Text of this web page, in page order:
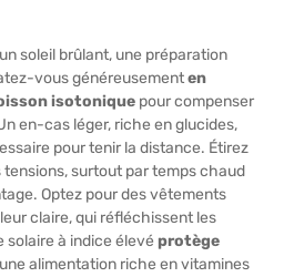
soleil brûlant, une préparation
vous généreusementen
isotonique pour compenser
en-cas léger, riche en glucides,
pour tenir la distance. Étirez
surtout par temps chaud
Optez pour des vêtements
claire, qui réfléchissent les
solaire à indice élevé protège
alimentation riche envitamines